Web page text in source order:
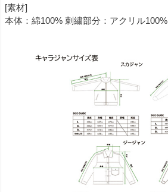
[素材]
本体：綿100% 刺繍部分：アクリル100%